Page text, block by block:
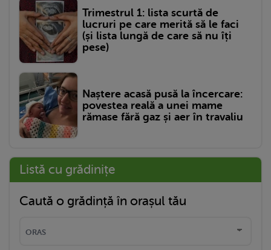
Trimestrul 1: lista scurtă de
lucruri pe care merită să le faci
(și lista lungă de care să nu îți
pese)
Naștere acasă pusă la încercare:
povestea reală a unei mame
rămase fără gaz și aer în travaliu
Listă cu grădinițe
Caută o grădință în orașul tău